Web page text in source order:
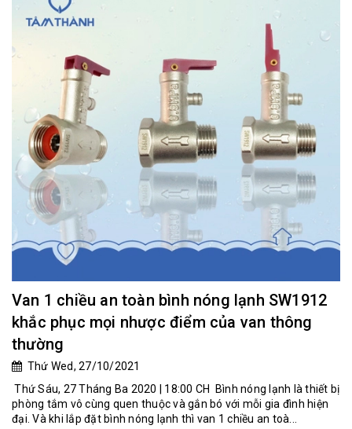
Van 1 chiều an toàn bình nóng lạnh SW1912
khắc phục mọi nhược điểm của van thông
thường
Thứ Wed, 27/10/2021
Thứ Sáu, 27 Tháng Ba 2020 | 18:00 CH Bình nóng lạnh là thiết bị
phòng tắm vô cùng quen thuộc và gắn bó với mỗi gia đình hiện
đại. Và khi lắp đặt bình nóng lạnh thì van 1 chiều an toà...